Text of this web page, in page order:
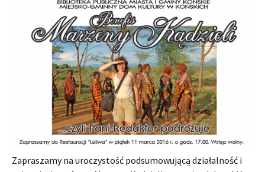
Zapraszamy na uroczystość podsumowującą działalność i